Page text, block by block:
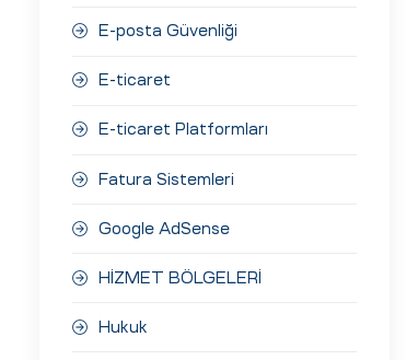
E-posta Güvenliği
E-ticaret
E-ticaret Platformları
Fatura Sistemleri
Google AdSense
HİZMET BÖLGELERİ
Hukuk